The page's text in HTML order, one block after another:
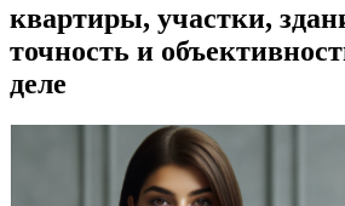
квартиры, участки,
точность и
деле